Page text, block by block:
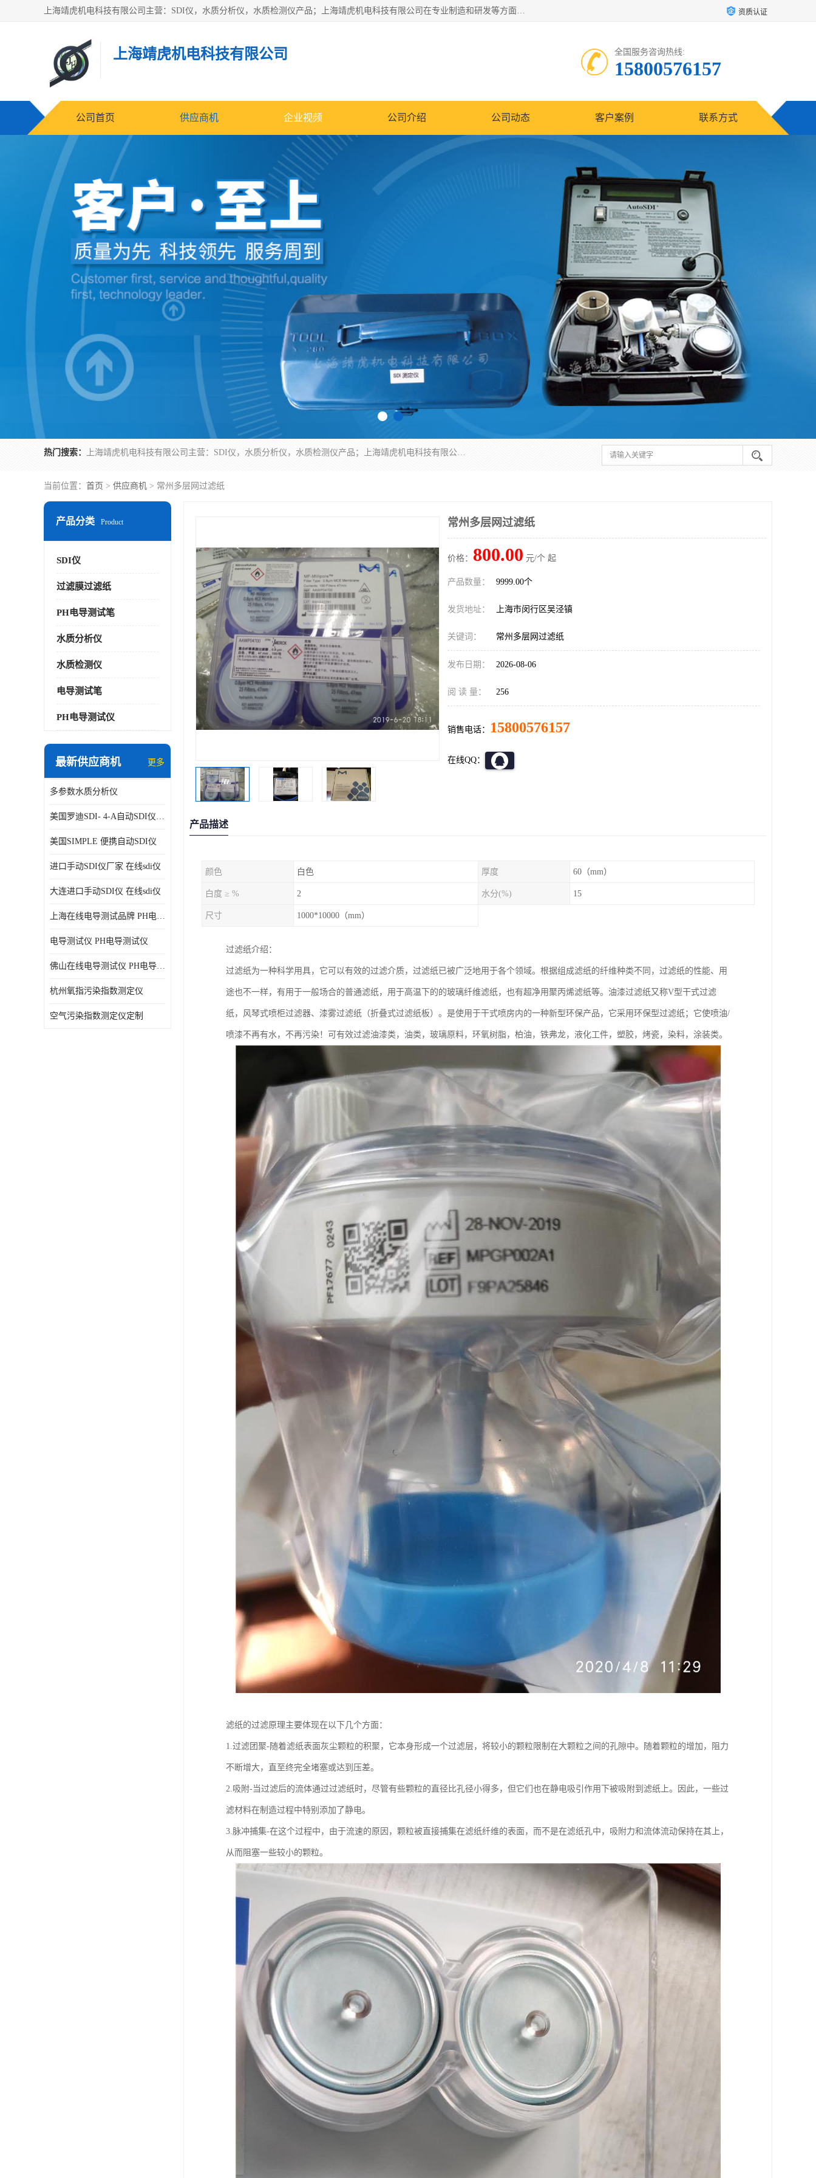
上海靖虎机电科技有限公司主营：SDI仪，水质分析仪，水质检测仪产品；上海靖虎机电科技有限公司在专业制造和研发等方面的强大的平台优势，利用自身在自动化仪表、自控系统及环保监测仪器的专长，以优良的技术，优越的产品质量和良好的服务质量与广大客户真诚合作。 资质认证
上海靖虎机电科技有限公司 全国服务咨询热线:
15800576157
公司首页 供应商机 企业视频 公司介绍 公司动态 客户案例 联系方式
热门搜索： 上海靖虎机电科技有限公司主营：SDI仪，水质分析仪，水质检测仪产品；上海靖虎机电科技有限公司在专业制造和研发等方面的强大的平台优势，利用自身在自动化仪表、自控系统及环保监测仪器的专长，以优良的技术，优越的产品质量和良好的服务质量与广大客户真诚合作。
当前位置： 首页 > 供应商机 > 常州多层网过滤纸
产品分类 Product
SDI仪
过滤膜过滤纸
PH电导测试笔
水质分析仪
水质检测仪
电导测试笔
PH电导测试仪
最新供应商机 更多
多参数水质分析仪
美国罗迪SDI- 4-A自动SDI仪在线分析仪污染指数仪
美国SIMPLE 便携自动SDI仪
进口手动SDI仪厂家 在线sdi仪
大连进口手动SDI仪 在线sdi仪
上海在线电导测试品牌 PH电导测试仪
电导测试仪 PH电导测试仪
佛山在线电导测试仪 PH电导测试仪
杭州氧指污染指数测定仪
空气污染指数测定仪定制
常州多层网过滤纸
价格： 800.00 元/个 起
产品数量： 9999.00个
发货地址： 上海市闵行区吴泾镇
关键词： 常州多层网过滤纸
发布日期： 2026-08-06
阅 读 量： 256
销售电话： 15800576157
在线QQ：
产品描述
颜色 白色 厚度 60（mm）
白度 ≥ % 2 水分(%) 15
尺寸 1000*10000（mm）
过滤纸介绍：
过滤纸为一种科学用具，它可以有效的过滤介质，过滤纸已被广泛地用于各个领域。根据组成滤纸的纤维种类不同，过滤纸的性能、用
途也不一样，有用于一般场合的普通滤纸，用于高温下的的玻璃纤维滤纸，也有超净用聚丙烯滤纸等。油漆过滤纸又称V型干式过滤
纸，风琴式喷柜过滤器、漆雾过滤纸（折叠式过滤纸板）。是使用于干式喷房内的一种新型环保产品，它采用环保型过滤纸；它使喷油/
喷漆不再有水，不再污染！可有效过滤油漆类，油类，玻璃原料，环氧树脂，柏油，铁弗龙，液化工件，塑胶，烤瓷，染料，涂装类。
滤纸的过滤原理主要体现在以下几个方面：
1.过滤团聚-随着滤纸表面灰尘颗粒的积聚，它本身形成一个过滤层，将较小的颗粒限制在大颗粒之间的孔隙中。随着颗粒的增加，阻力
不断增大，直至终完全堵塞或达到压差。
2.吸附-当过滤后的流体通过过滤纸时，尽管有些颗粒的直径比孔径小得多，但它们也在静电吸引作用下被吸附到滤纸上。因此，一些过
滤材料在制造过程中特别添加了静电。
3.脉冲捕集-在这个过程中，由于流速的原因，颗粒被直接捕集在滤纸纤维的表面，而不是在滤纸孔中，吸附力和流体流动保持在其上，
从而阻塞一些较小的颗粒。